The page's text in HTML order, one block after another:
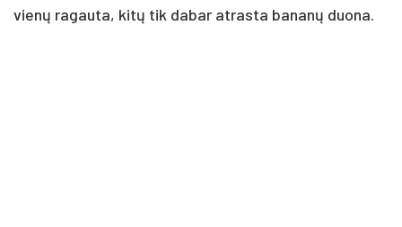
vienų ra­gau­ta, kitų tik da­bar at­ras­ta ba­nanų duo­na.